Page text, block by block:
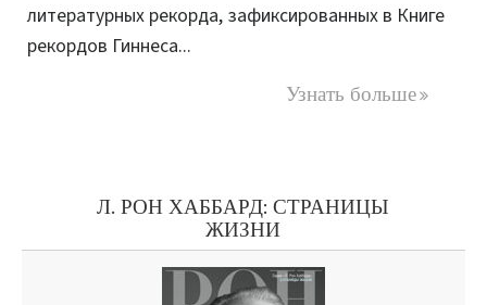
литературных рекорда, зафиксированных в Книге
рекордов Гиннеса...
Узнать больше
Л. РОН ХАББАРД: СТРАНИЦЫ
ЖИЗНИ